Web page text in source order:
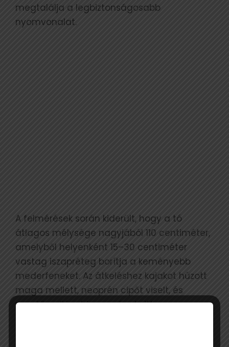
megtalálja a legbiztonságosabb
nyomvonalat.
A felmérések során kiderült, hogy a tó
átlagos mélysége nagyjából 110 centiméter,
amelyből helyenként 15–30 centiméter
vastag iszapréteg borítja a keményebb
mederfeneket. Az átkeléshez kajakot húzott
maga mellett, neoprén cipőt viselt, és
mentőmellényt is magával vitt arra az